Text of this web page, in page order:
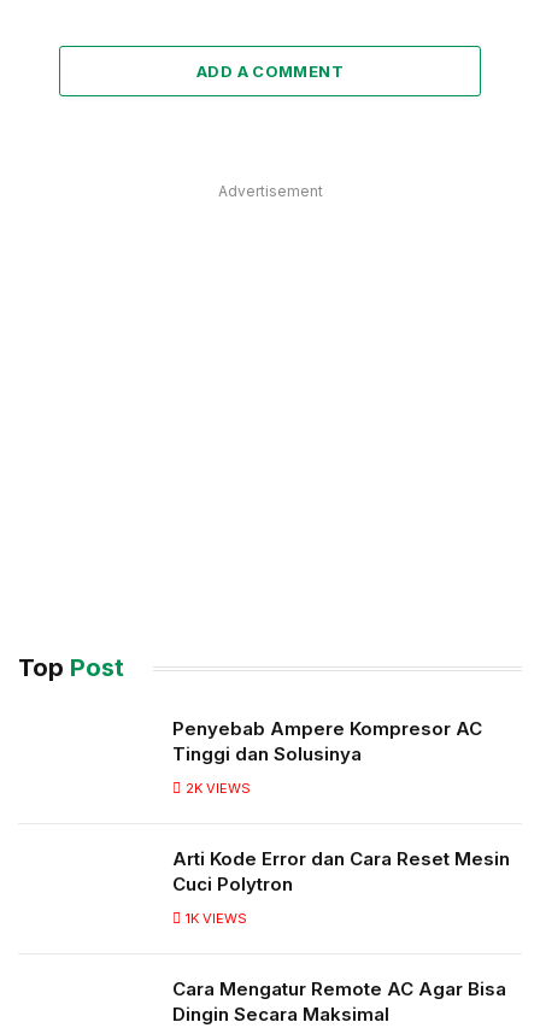
ADD A COMMENT
Advertisement
Top Post
Penyebab Ampere Kompresor AC
Tinggi dan Solusinya
2K VIEWS
Arti Kode Error dan Cara Reset Mesin
Cuci Polytron
1K VIEWS
Cara Mengatur Remote AC Agar Bisa
Dingin Secara Maksimal